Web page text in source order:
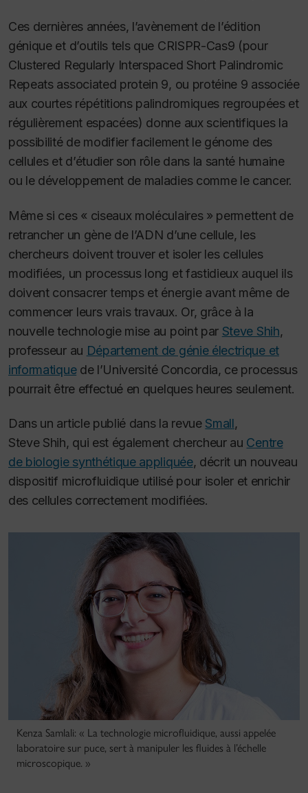
Ces dernières années, l’avènement de l’édition
génique et d’outils tels que CRISPR-Cas9 (pour
Clustered Regularly Interspaced Short Palindromic
Repeats associated protein 9, ou protéine 9 associée
aux courtes répétitions palindromiques regroupées et
régulièrement espacées) donne aux scientifiques la
possibilité de modifier facilement le génome des
cellules et d’étudier son rôle dans la santé humaine
ou le développement de maladies comme le cancer.
Même si ces « ciseaux moléculaires » permettent de
retrancher un gène de l’ADN d’une cellule, les
chercheurs doivent trouver et isoler les cellules
modifiées, un processus long et fastidieux auquel ils
doivent consacrer temps et énergie avant même de
commencer leurs vrais travaux. Or, grâce à la
nouvelle technologie mise au point par Steve Shih,
professeur au Département de génie électrique et
informatiquede l’Université Concordia, ce processus
pourrait être effectué en quelques heures seulement.
Dans un article publié dans la revue Small,
Steve Shih, qui est également chercheur au Centre
de biologie synthétique appliquée, décrit un nouveau
dispositif microfluidique utilisé pour isoler et enrichir
des cellules correctement modifiées.
Kenza Samlali: « La technologie microfluidique, aussi appelée
laboratoire sur puce, sert à manipuler les fluides à l’échelle
microscopique. »